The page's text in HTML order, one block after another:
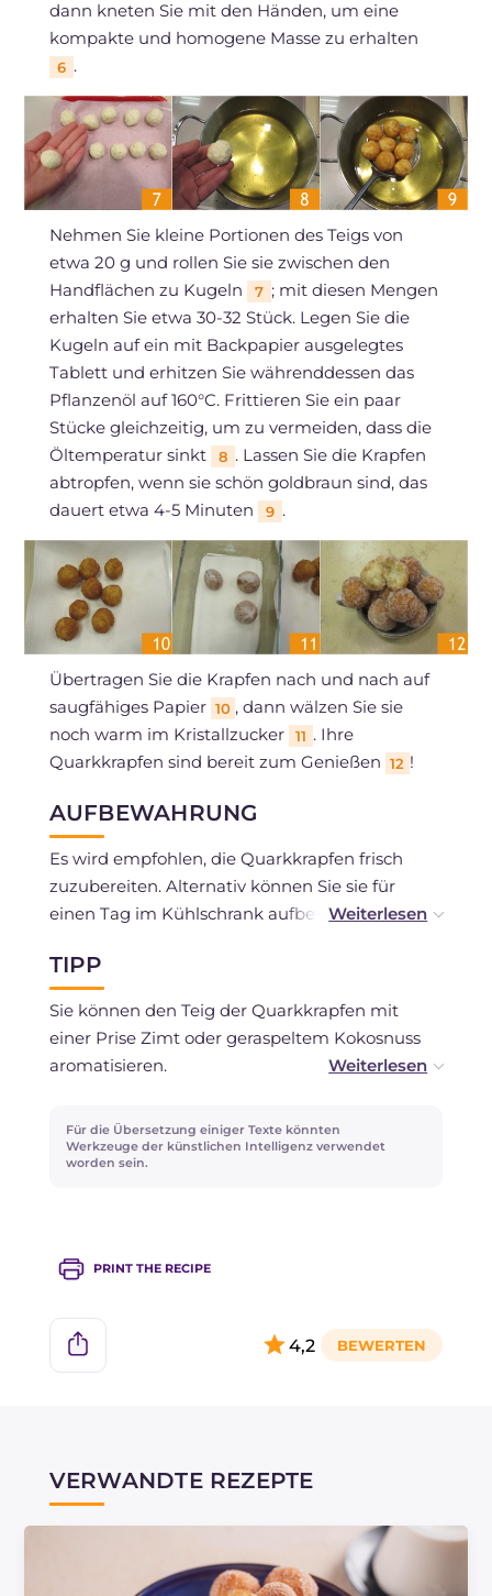
dann kneten Sie mit den Händen, um eine
kompakte und homogene Masse zu erhalten
6 .
Nehmen Sie kleine Portionen des Teigs von
etwa 20 g und rollen Sie sie zwischen den
Handflächen zu Kugeln
7 ; mit diesen Mengen
erhalten Sie etwa 30-32 Stück. Legen Sie die
Kugeln auf ein mit Backpapier ausgelegtes
Tablett und erhitzen Sie währenddessen das
Pflanzenöl auf 160°C. Frittieren Sie ein paar
Stücke gleichzeitig, um zu vermeiden, dass die
Öltemperatur sinkt
8 . Lassen Sie die Krapfen
abtropfen, wenn sie schön goldbraun sind, das
dauert etwa 4-5 Minuten
9 .
Übertragen Sie die Krapfen nach und nach auf
saugfähiges Papier 10 , dann wälzen Sie sie
noch warm im Kristallzucker
11 . Ihre
Quarkkrapfen sind bereit zum Genießen 12 !
AUFBEWAHRUNG
Es wird empfohlen, die Quarkkrapfen frisch
zuzubereiten. Alternativ können Sie sie für
einen Tag im Kühlschrank aufbewahren.
Wenn Sie die Kugeln einige Stunden im Voraus
zubereiten möchten, können Sie sie im
Kühlschrank aufbewahren und vor dem
Servieren frittieren.
TIPP
Sie können den Teig der Quarkkrapfen mit
einer Prise Zimt oder geraspeltem Kokosnuss
aromatisieren.
Verwenden Sie festen Quark: Falls er zu wässrig
ist, lassen Sie ihn in einem Sieb abtropfen, bevor
Für die Übersetzung einiger Texte könnten
Werkzeuge der künstlichen Intelligenz verwendet
worden sein.
PRINT THE RECIPE
4,2
VERWANDTE REZEPTE